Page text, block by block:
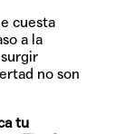
cuesta
a la
no son
tu